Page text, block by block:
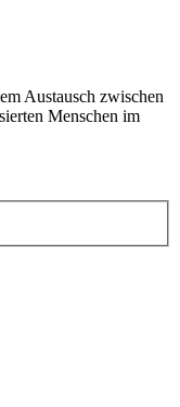
Austausch zwischen
Menschen im